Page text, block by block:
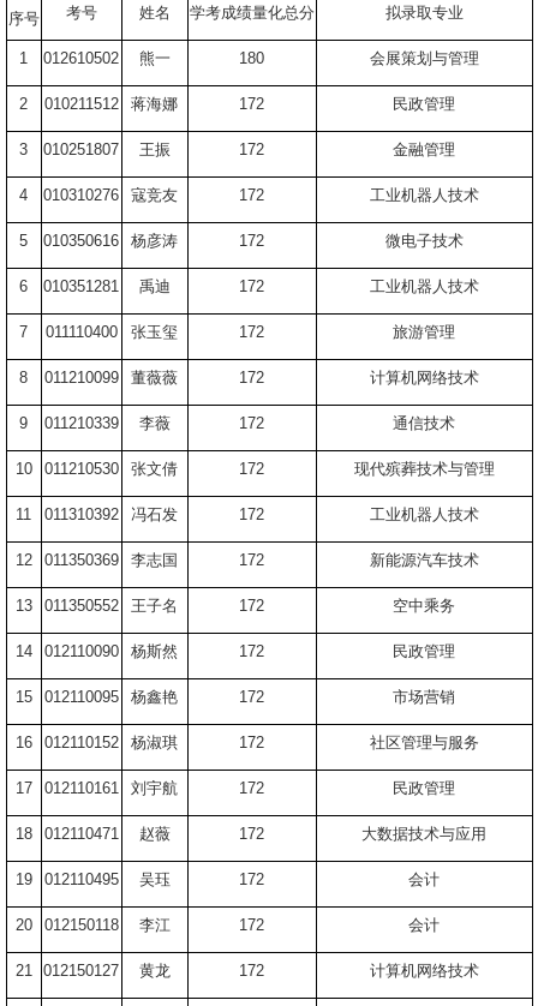
序号 考号 姓名 学考成绩量化总分 拟录取专业
1 012610502 熊一 180 会展策划与管理
2 010211512 蒋海娜 172 民政管理
3 010251807 王振 172 金融管理
4 010310276 寇竞友 172 工业机器人技术
5 010350616 杨彦涛 172 微电子技术
6 010351281 禹迪 172 工业机器人技术
7 011110400 张玉玺 172 旅游管理
8 011210099 董薇薇 172 计算机网络技术
9 011210339 李薇 172 通信技术
10 011210530 张文倩 172 现代殡葬技术与管理
11 011310392 冯石发 172 工业机器人技术
12 011350369 李志国 172 新能源汽车技术
13 011350552 王子名 172 空中乘务
14 012110090 杨斯然 172 民政管理
15 012110095 杨鑫艳 172 市场营销
16 012110152 杨淑琪 172 社区管理与服务
17 012110161 刘宇航 172 民政管理
18 012110471 赵薇 172 大数据技术与应用
19 012110495 吴珏 172 会计
20 012150118 李江 172 会计
21 012150127 黄龙 172 计算机网络技术